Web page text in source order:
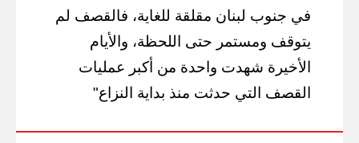
في جنوب لبنان مقلقة للغاية، فالقصف لم
يتوقف ومستمر حتى اللحظة، والأيام
الأخيرة شهدت واحدة من أكبر عمليات
القصف التي حدثت منذ بداية النزاع"